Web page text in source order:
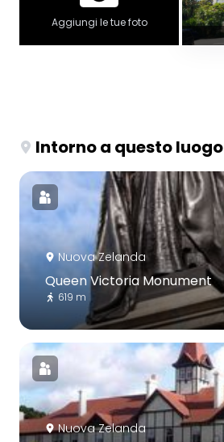
Aggiungi le tue foto
Intorno a questo luogo
Nuova Zelanda
Queen Victoria Monument
619 m
Nuova Zelanda